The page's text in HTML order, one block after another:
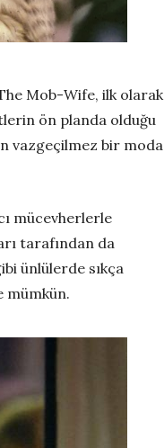
Mob-Wife, ilk olarak
ön planda olduğu
vazgeçilmez bir moda
mücevherlerle
tarafından da
ünlülerde sıkça
mümkün.